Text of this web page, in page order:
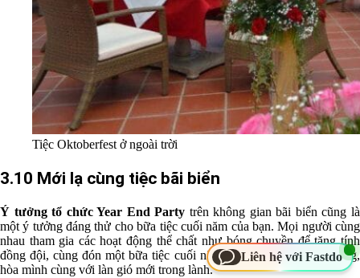
Tiệc Oktoberfest ở ngoài trời
3.10 Mới lạ cùng tiệc bãi biển
Ý tưởng tổ chức Year End Party trên không gian bãi biển cũng là
một ý tưởng đáng thử cho bữa tiệc cuối năm của bạn. Mọi người cùng
nhau tham gia các hoạt động thể chất như bóng chuyền để tăng tính
đồng đội, cùng đón một bữa tiệc cuối năm cùng biển xanh, cát trắng,
hòa mình cùng với làn gió mới trong lành.
Liên hệ với Fastdo